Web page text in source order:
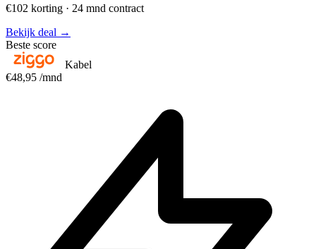
€102 korting · 24 mnd contract
Bekijk deal →
Beste score
Kabel
€48,95 /mnd